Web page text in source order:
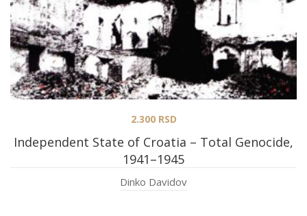
Independent State of Croatia – Total Genocide,
1941–1945
2.300RSD
Dinko Davidov